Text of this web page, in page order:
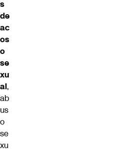
s
de
ac
os
o
se
xu
al,
ab
us
o
se
xu